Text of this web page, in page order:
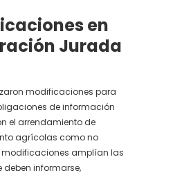
en
Jurada
modificaciones para
de información
el arrendamiento de
agrícolas como no
modificaciones amplían las
deben informarse,